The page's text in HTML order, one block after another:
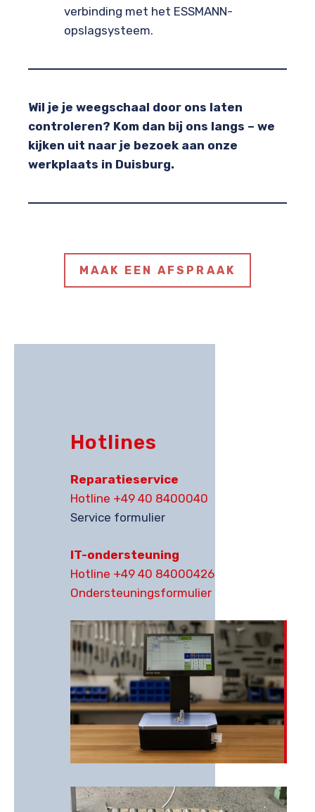
Hotlines
Reparatieservice
Hotline +49 40 8400040
Service formulier
IT-ondersteuning
Hotline +49 40 84000426
Ondersteuningsformulier
verbinding met het ESSMANN-
opslagsysteem.
Wil je je weegschaal door ons laten
controleren? Kom dan bij ons langs – we
kijken uit naar je bezoek aan onze
werkplaats in Duisburg.
MAAK EEN AFSPRAAK